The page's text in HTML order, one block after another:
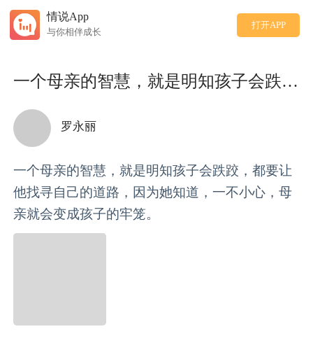
情说App
与你相伴成长
打开APP
一个母亲的智慧，就是明知孩子会跌跤，都要让他找寻自己的道
罗永丽
一个母亲的智慧，就是明知孩子会跌跤，都要让
他找寻自己的道路，因为她知道，一不小心，母
亲就会变成孩子的牢笼。